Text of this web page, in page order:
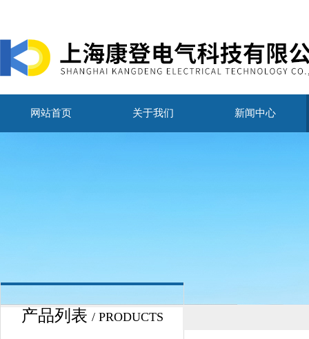
网站首页 关于我们 新闻中心
产品列表 / PRODUCTS